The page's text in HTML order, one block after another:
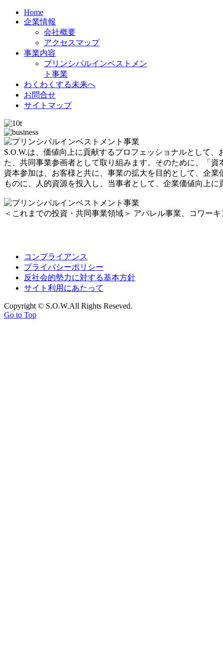
Home
企業情報
会社概要
アクセスマップ
事業内容
プリンシパルインベストメン
ト事業
わくわくする未来へ
お問合せ
サイトマップ
S.O.W.は、価値向上に貢献するプロフェッショナルとして
た、共同事業参画者として取り組みます。そのために、「
資本参加は、お客様と共に、事業の拡大を目的として、企
ものに、人的資源を投入し、当事者として、企業価値向上
＜これまでの投資・共同事業領域＞ アパレル事業、コワー
コンプライアンス
プライバシーポリシー
反社会的勢力に対する基本方針
サイト利用にあたって
Copyright © S.O.W.All Rights Reseved.
Go to Top